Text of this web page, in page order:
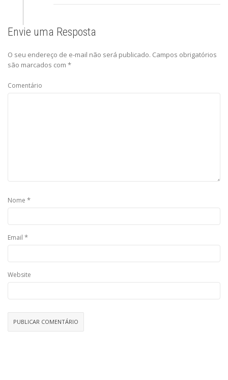
Envie uma Resposta
O seu endereço de e-mail não será publicado. Campos obrigatórios
são marcados com *
Comentário
Nome *
Email *
Website